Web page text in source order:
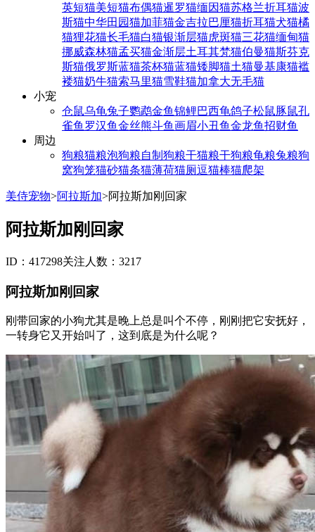
英短猫美短猫布偶猫暹罗猫缅因猫苏格兰折耳猫波
斯猫中华田园猫加菲猫金吉拉巴厘猫折耳猫犬猫橘
猫狸花猫长毛猫白猫银渐层猫虎斑猫三花猫缅甸猫
挪威森林猫孟买猫金渐层土耳其梵猫伯曼猫斯芬克
斯猫俄罗斯蓝猫茶杯猫蓝猫矮脚猫土猫曼基康猫褴
褛猫奶牛猫索马里猫雪鞋猫加拿大无毛猫
小宠
仓鼠乌龟兔子鹦鹉金鱼锦鲤巴西龟鸽子松鼠豚鼠孔
雀鱼 罗汉鱼金丝熊斗鱼画眉小丑鱼金龙鱼招财鱼
周边
狗粮猫粮泡狗粮自制狗粮干猫粮干狗粮龟粮兔粮狗
窝狗笼猫砂猫条猫薄荷猫厕逗猫棒猫爬架
美侍宠物>阿拉斯加>阿拉斯加刚回家
阿拉斯加刚回家
ID：417298关注人数：3217
阿拉斯加刚回家
刚带回家的小狗尤其是晚上总是叫个不停，刚刚把它安抚好，
一转身它又开始叫了，这到底是为什么呢？